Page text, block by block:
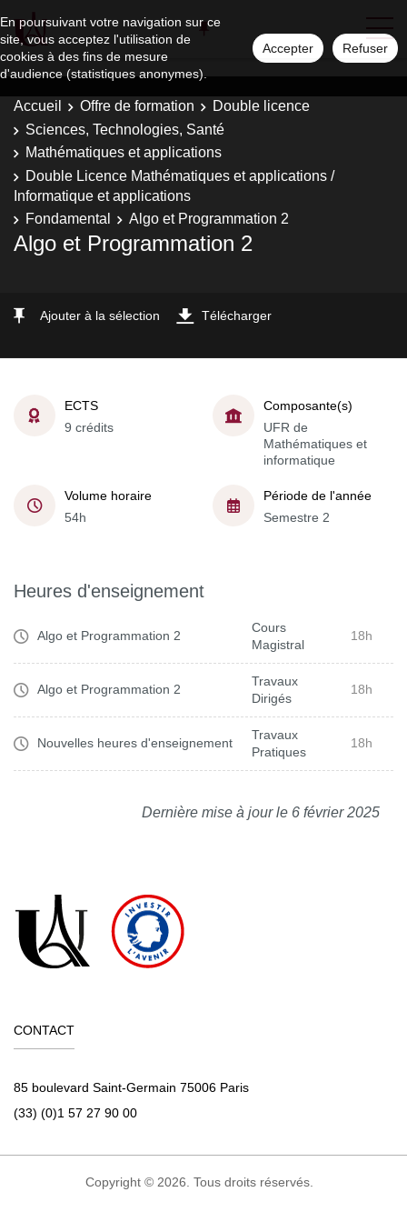
En poursuivant votre navigation sur ce
site, vous acceptez l'utilisation de
cookies à des fins de mesure
d'audience (statistiques anonymes).
Accepter Refuser
Accueil Offre de formation
Double licence
Sciences, Technologies, Santé
Mathématiques et applications
Double Licence Mathématiques et applications /
Informatique et applications
Fondamental
Algo et Programmation 2
Algo et Programmation 2
Ajouter à la sélection Télécharger
ECTS
9 crédits
Composante(s)
UFR de
Mathématiques et
informatique
Volume horaire
54h
Période de l'année
Semestre 2
Heures d'enseignement
Algo et Programmation 2
Cours
Magistral
18h
Algo et Programmation 2
Travaux
Dirigés
18h
Nouvelles heures d'enseignement
Travaux
Pratiques
18h
Dernière mise à jour le 6 février 2025
CONTACT
85 boulevard Saint-Germain 75006 Paris
(33) (0)1 57 27 90 00
Copyright © 2026. Tous droits réservés.